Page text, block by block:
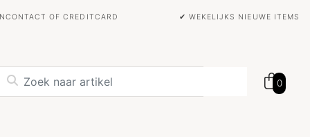
OF CREDITCARD ✔ WEKELIJKS NIEUWE ITEMS
0